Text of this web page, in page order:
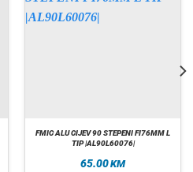
FMIC ALU CIJEV 90 STEPENI FI76MM L
TIP |AL90L60076|
65.00KM